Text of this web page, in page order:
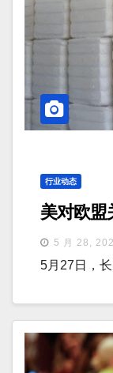
行业动态
美对欧盟
5 月 28,
5月27日，